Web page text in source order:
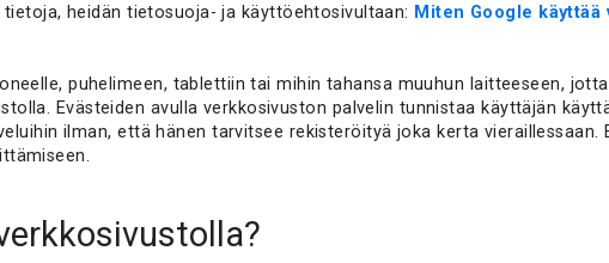
heidän tietosuoja- ja käyttöehtosivultaan: Miten Google
puhelimeen, tablettiin tai mihin tahansa muuhun laitteeseen,
Evästeiden avulla verkkosivuston palvelin tunnistaa käyttäjän
ilman, että hänen tarvitsee rekisteröityä joka kerta vieraillessaan.